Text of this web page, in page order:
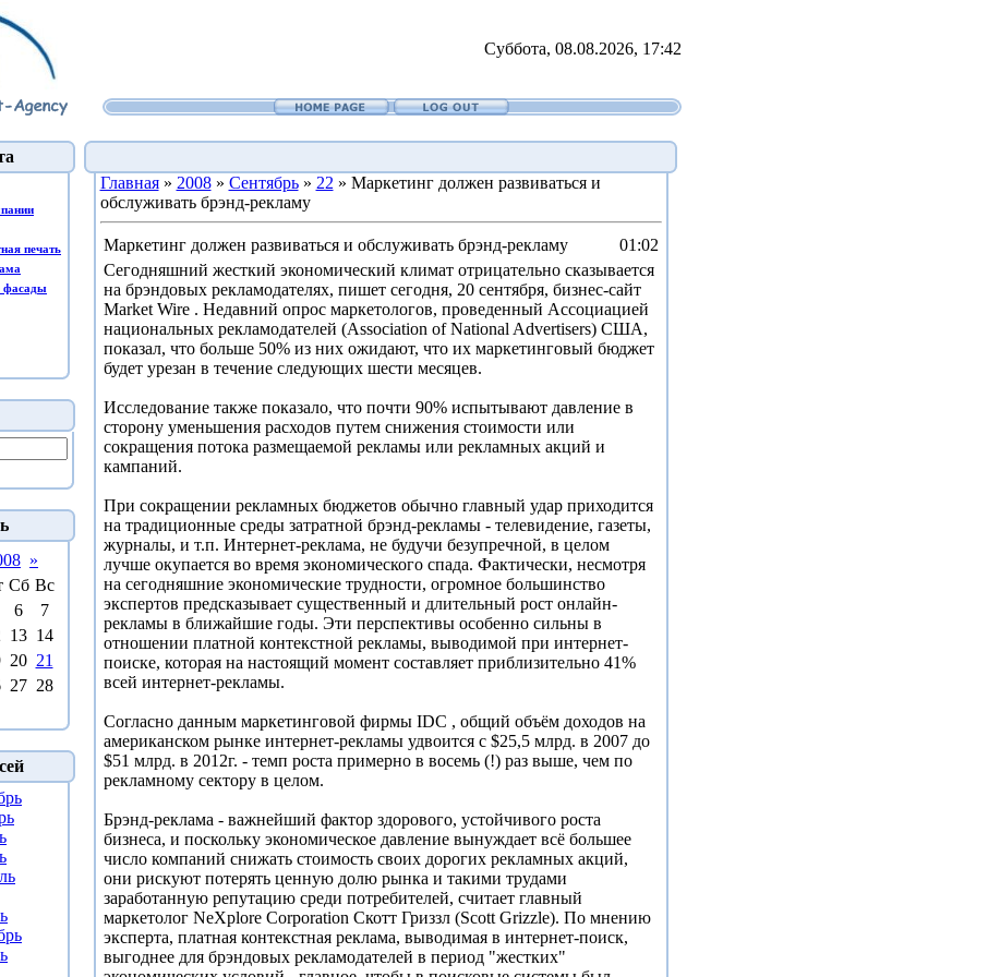
Суббота, 08.08.2026, 17:42
печать
фасады
»
Сб Вс
6
7
13 14
20 21
27 28
Главная» 2008 » Сентябрь » 22 » Маркетинг должен развиваться и
обслуживать брэнд-рекламу
Маркетинг должен развиваться и обслуживать брэнд-рекламу
01:02
Сегодняшний жесткий экономический климат отрицательно сказывается
на брэндовых рекламодателях, пишет сегодня, 20 сентября, бизнес-сайт
Market Wire . Недавний опрос маркетологов, проведенный Ассоциацией
национальных рекламодателей (Association of National Advertisers) США,
показал, что больше 50% из них ожидают, что их маркетинговый бюджет
будет урезан в течение следующих шести месяцев.
Исследование также показало, что почти 90% испытывают давление в
сторону уменьшения расходов путем снижения стоимости или
сокращения потока размещаемой рекламы или рекламных акций и
кампаний.
При сокращении рекламных бюджетов обычно главный удар приходится
на традиционные среды затратной брэнд-рекламы - телевидение, газеты,
журналы, и т.п. Интернет-реклама, не будучи безупречной, в целом
лучше окупается во время экономического спада. Фактически, несмотря
на сегодняшние экономические трудности, огромное большинство
экспертов предсказывает существенный и длительный рост онлайн-
рекламы в ближайшие годы. Эти перспективы особенно сильны в
отношении платной контекстной рекламы, выводимой при интернет-
поиске, которая на настоящий момент составляет приблизительно 41%
всей интернет-рекламы.
Согласно данным маркетинговой фирмы IDC , общий объём доходов на
американском рынке интернет-рекламы удвоится с $25,5 млрд. в 2007 до
$51 млрд. в 2012г. - темп роста примерно в восемь (!) раз выше, чем по
рекламному сектору в целом.
Брэнд-реклама - важнейший фактор здорового, устойчивого роста
бизнеса, и поскольку экономическое давление вынуждает всё большее
число компаний снижать стоимость своих дорогих рекламных акций,
они рискуют потерять ценную долю рынка и такими трудами
заработанную репутацию среди потребителей, считает главный
маркетолог NeXplore Corporation Скотт Гриззл (Scott Grizzle). По мнению
эксперта, платная контекстная реклама, выводимая в интернет-поиск,
выгоднее для брэндовых рекламодателей в период "жестких"